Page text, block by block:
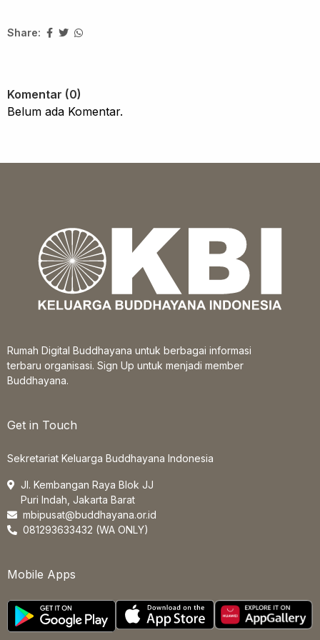
Share:
Komentar (0)
Belum ada Komentar.
Rumah Digital Buddhayana untuk berbagai informasi
terbaru organisasi. Sign Up untuk menjadi member
Buddhayana.
Get in Touch
Sekretariat Keluarga Buddhayana Indonesia
Jl. Kembangan Raya Blok JJ
Puri Indah, Jakarta Barat
mbipusat@buddhayana.or.id
081293633432 (WA ONLY)
Mobile Apps